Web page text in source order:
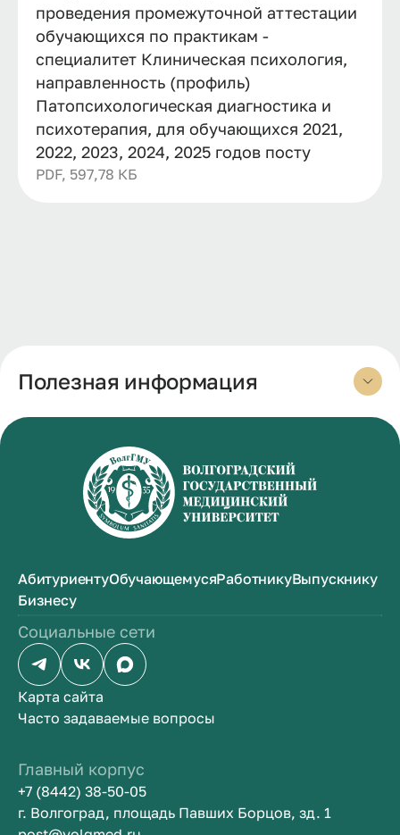
проведения промежуточной аттестации
обучающихся по практикам -
специалитет Клиническая психология,
направленность (профиль)
Патопсихологическая диагностика и
психотерапия, для обучающихся 2021,
2022, 2023, 2024, 2025 годов посту
PDF, 597,78 КБ
Полезная информация
АбитуриентуОбучающемусяРаботникуВыпускнику
Бизнесу
Социальные сети
Карта сайта
Часто задаваемые вопросы
Главный корпус
+7 (8442) 38-50-05
г. Волгоград, площадь Павших Борцов, зд. 1